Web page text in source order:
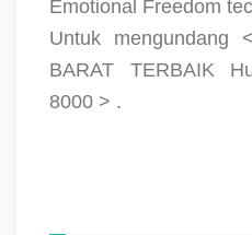
Emotional Freedom
Untuk mengundang
BARAT TERBAIK
8000 > .